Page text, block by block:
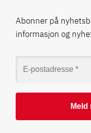
Abonner på
informasjon og